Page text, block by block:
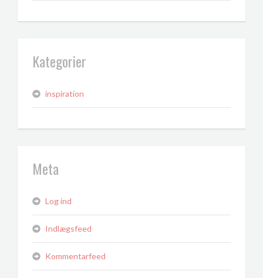
Kategorier
inspiration
Meta
Log ind
Indlægsfeed
Kommentarfeed